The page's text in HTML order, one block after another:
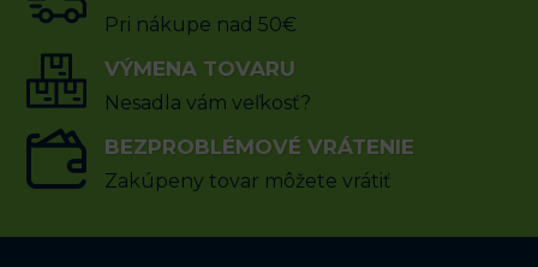
6.14€ s DPH
VÝBER MOŽNOSTÍ
Pri nákupe nad 50€
VÝMENA TOVARU
Nesadla vám veľkosť?
BEZPROBLÉMOVÉ VRÁTENIE
Zakúpeny tovar môžete vrátiť